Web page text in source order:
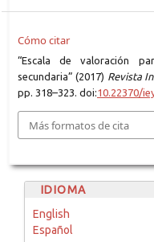
Cómo citar
“Escala de valoración
secundaria” (2017) Revista
pp. 318–323. doi:10.22370/
Más formatos de cita
IDIOMA
English
Español